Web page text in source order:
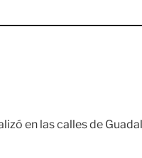
en las calles de